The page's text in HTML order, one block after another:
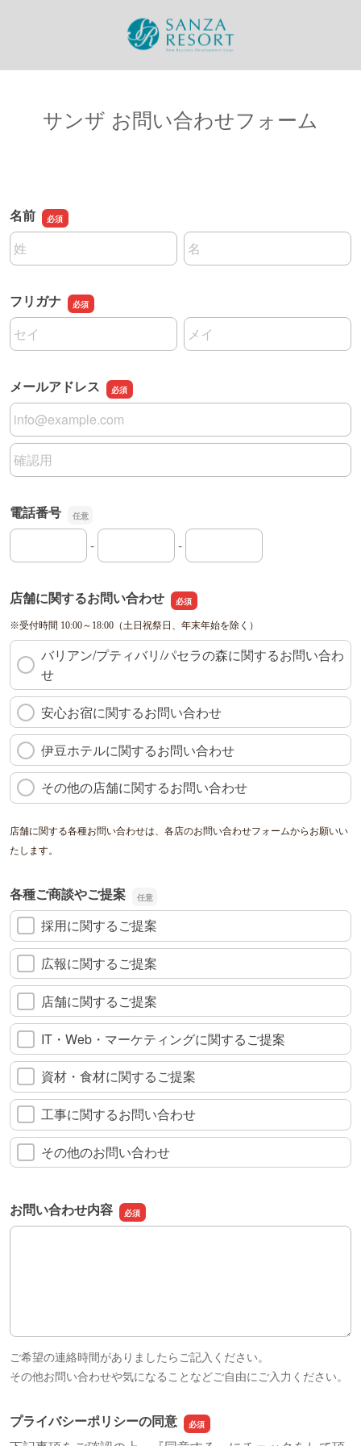
サンザ お問い合わせフォーム
名前
名前の姓
名前の名
フリガナ
名前の姓
名前の名
メールアドレス
メールアドレス
メールアドレスの確認用
電話番号
電話番号の市外局番
-
電話番号の市内局番 -
電話番号の加入者番号
店舗に関するお問い合わせ
※受付時間 10:00～18:00（土日祝祭日、年末年始を除く）
バリアン/プティバリ/パセラの森に関するお問い合わ
せ
安心お宿に関するお問い合わせ
伊豆ホテルに関するお問い合わせ
その他の店舗に関するお問い合わせ
店舗に関する各種お問い合わせは、各店のお問い合わせフォームからお願いい
たします。
各種ご商談やご提案
採用に関するご提案
広報に関するご提案
店舗に関するご提案
IT・Web・マーケティングに関するご提案
資材・食材に関するご提案
工事に関するお問い合わせ
その他のお問い合わせ
お問い合わせ内容
お問い合わせ内容
ご希望の連絡時間がありましたらご記入ください。
その他お問い合わせや気になることなどご自由にご入力ください。
​プライバシーポリシーの同意